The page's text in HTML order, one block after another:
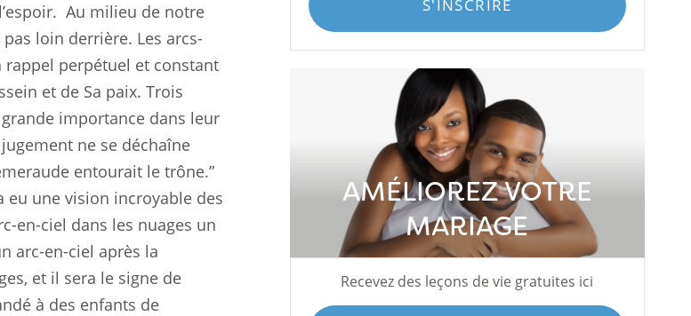
Au milieu de notre
loin derrière. Les arcs-
rappel perpétuel et constant
et de Sa paix. Trois
importance dans leur
ne se déchaîne
entourait le trône.”
eu une vision incroyable des
en-ciel dans les nuages un
arc-en-ciel après la
et il sera le signe de
à des enfants de
S'INSCRIRE
AMÉLIOREZ VOTRE
MARIAGE
Recevez des leçons de vie gratuites ici